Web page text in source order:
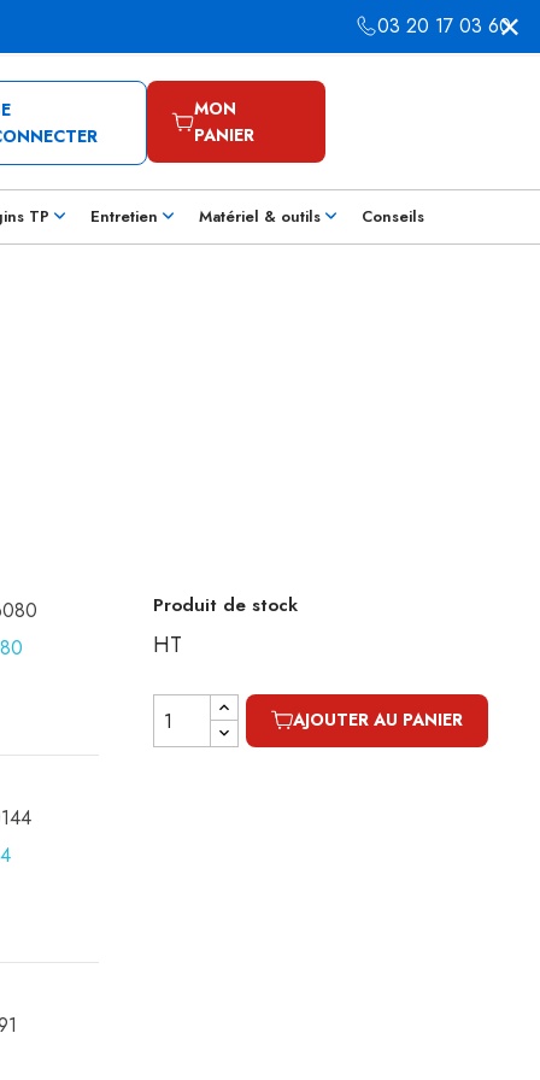
03 20 17 03 60
MON
PANIER
TP Entretien Matériel & outils Conseils
Produit de stock
HT
AJOUTER AU PANIER